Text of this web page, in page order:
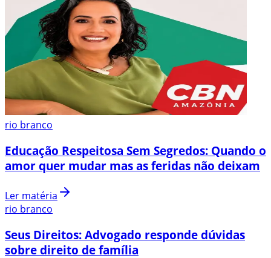
rio branco
Educação Respeitosa Sem Segredos: Quando o
amor quer mudar mas as feridas não deixam
Ler matéria
rio branco
Seus Direitos: Advogado responde dúvidas
sobre direito de família